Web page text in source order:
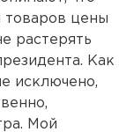
товаров цены
растерять
Как
исключено,
Мой